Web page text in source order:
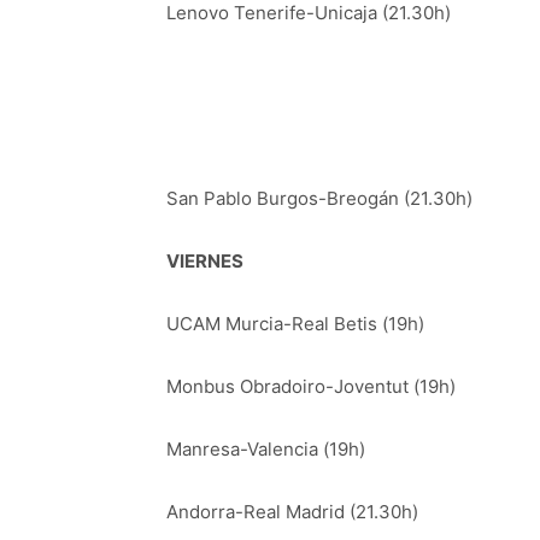
Lenovo Tenerife-Unicaja (21.30h)
San Pablo Burgos-Breogán (21.30h)
VIERNES
UCAM Murcia-Real Betis (19h)
Monbus Obradoiro-Joventut (19h)
Manresa-Valencia (19h)
Andorra-Real Madrid (21.30h)